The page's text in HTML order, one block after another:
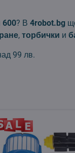
600? В4robot.bg
,торбички и
99 лв.